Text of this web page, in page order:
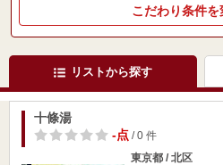
こだわり条件を
リストから探す
十條湯
-点/ 0 件
東京都 / 北区